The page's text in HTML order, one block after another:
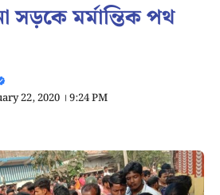
সড়কে মর্মান্তিক পথ
22, 2020 । 9:24 PM